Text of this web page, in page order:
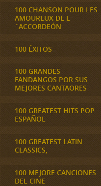
100 CHANSON POUR LES
AMOUREUX DE L
´ACCORDEÓN
100 ÉXITOS
100 GRANDES
FANDANGOS POR SUS
MEJORES CANTAORES
100 GREATEST HITS POP
ESPAÑOL
100 GREATEST LATIN
CLASSICS,
100 MEJORE CANCIONES
DEL CINE